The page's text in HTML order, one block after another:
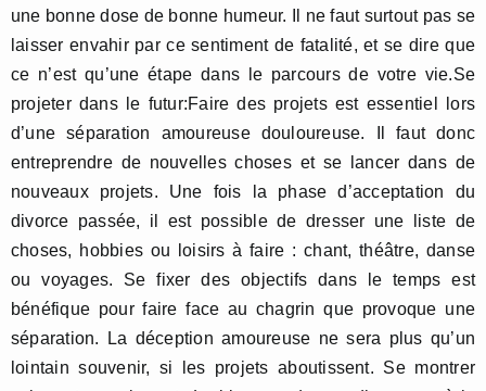
une bonne dose de bonne humeur. Il ne faut surtout pas se
laisser envahir par ce sentiment de fatalité, et se dire que
ce n’est qu’une étape dans le parcours de votre vie.Se
projeter dans le futur:Faire des projets est essentiel lors
d’une séparation amoureuse douloureuse. Il faut donc
entreprendre de nouvelles choses et se lancer dans de
nouveaux projets. Une fois la phase d’acceptation du
divorce passée, il est possible de dresser une liste de
choses, hobbies ou loisirs à faire : chant, théâtre, danse
ou voyages. Se fixer des objectifs dans le temps est
bénéfique pour faire face au chagrin que provoque une
séparation. La déception amoureuse ne sera plus qu’un
lointain souvenir, si les projets aboutissent. Se montrer